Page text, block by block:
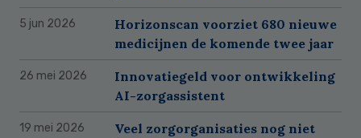
5 jun 2026
Horizonscan voorziet 680 nieuwe
medicijnen de komende twee jaar
26 mei 2026
Innovatiegeld voor ontwikkeling
AI-zorgassistent
19 mei 2026
Veel zorgorganisaties nog niet